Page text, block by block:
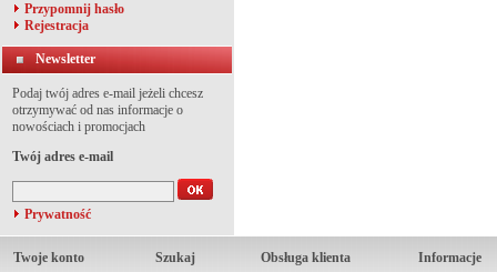
Przypomnij hasło
Rejestracja
Newsletter
Podaj twój adres e-mail jeżeli chcesz
otrzymywać od nas informacje o
nowościach i promocjach
Twój adres e-mail
Prywatność
Twoje konto
Szukaj
Obsługa klienta
Informacje